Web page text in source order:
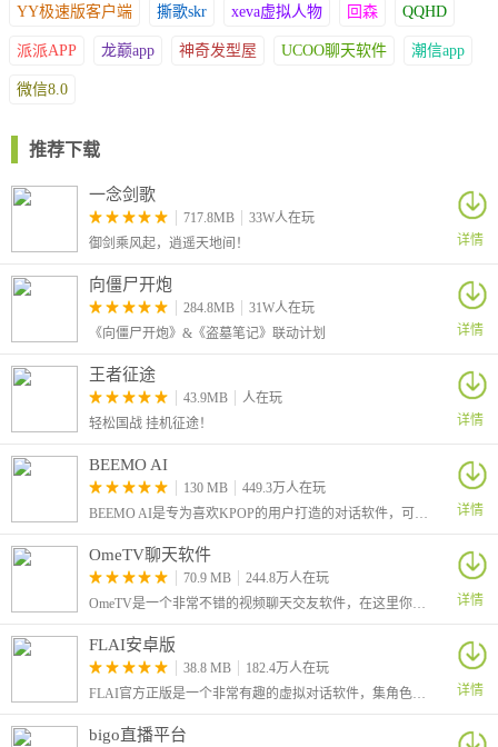
YY极速版客户端 撕歌skr xeva虚拟人物 回森 QQHD
派派APP 龙巅app 神奇发型屋 UCOO聊天软件 潮信app
微信8.0
推荐下载
一念剑歌
717.8MB
33W人在玩
御剑乘风起，逍遥天地间！
详情
向僵尸开炮
284.8MB
31W人在玩
《向僵尸开炮》&《盗墓笔记》联动计划
详情
王者征途
43.9MB
人在玩
轻松国战 挂机征途！
详情
BEEMO AI
130 MB
449.3万人在玩
BEEMO AI是专为喜欢KPOP的用户打造的对话软件，可以生成各种不同OC，创建你喜欢的AI角色，与ta进行聊天和对话
详情
OmeTV聊天软件
70.9 MB
244.8万人在玩
OmeTV是一个非常不错的视频聊天交友软件，在这里你可以随机匹配到全球各地的网友，让你们开始一段视频聊天。
详情
FLAI安卓版
38.8 MB
182.4万人在玩
FLAI官方正版是一个非常有趣的虚拟对话软件，集角色扮演、情景制作、人设设置还有虚拟互交等功能为一体，聊天过程支持文本和语音输入，用户还可设置专属角色
详情
bigo直播平台